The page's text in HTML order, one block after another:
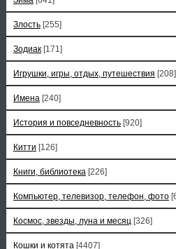
Злость [255]
Зодиак [171]
Игрушки, игры, отдых, путешествия [208]
Имена [240]
История и повседневность [920]
Китти [126]
Книги, библиотека [226]
Компьютер, телевизор, телефон, фото
Космос, звезды, луна и месяц [326]
Кошки и котята [4407]